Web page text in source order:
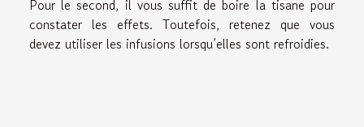
Pour le second, il vous suffit de boire la tisane pour
constater les effets. Toutefois, retenez que vous
devez utiliser les infusions lorsqu’elles sont refroidies.